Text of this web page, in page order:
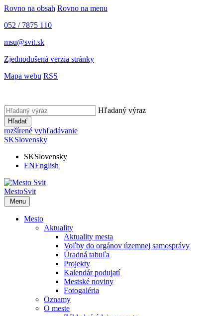
Rovno na obsah Rovno na menu
052 / 7875 110
msu@svit.sk
Zjednodušená verzia stránky
Mapa webu RSS
Hľadaný výraz
Hľadať
rozšírené vyhľadávanie
SKSlovensky
SKSlovensky
ENEnglish
MestoSvit
Menu
Mesto
Aktuality
Aktuality mesta
Voľby do orgánov územnej samosprávy
Úradná tabuľa
Projekty
Kalendár podujatí
Mestské noviny
Fotogaléria
Oznamy
O meste